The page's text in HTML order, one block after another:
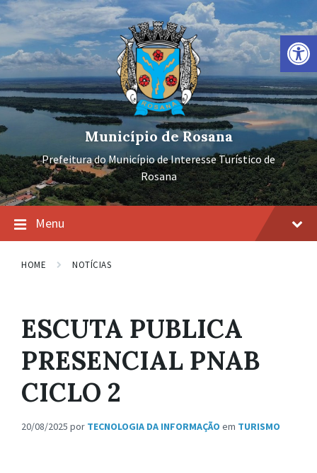
Barra de Ferramentas Aberta
Ir
para
conteúdo
Pular
para
navegação
principal
Pular
para
rodapé
Município de Rosana
Prefeitura do Município de Interesse Turístico de
Rosana
Menu
HOME NOTÍCIAS
ESCUTA PUBLICA
PRESENCIAL PNAB
CICLO 2
20/08/2025 por TECNOLOGIA DA INFORMAÇÃO em TURISMO